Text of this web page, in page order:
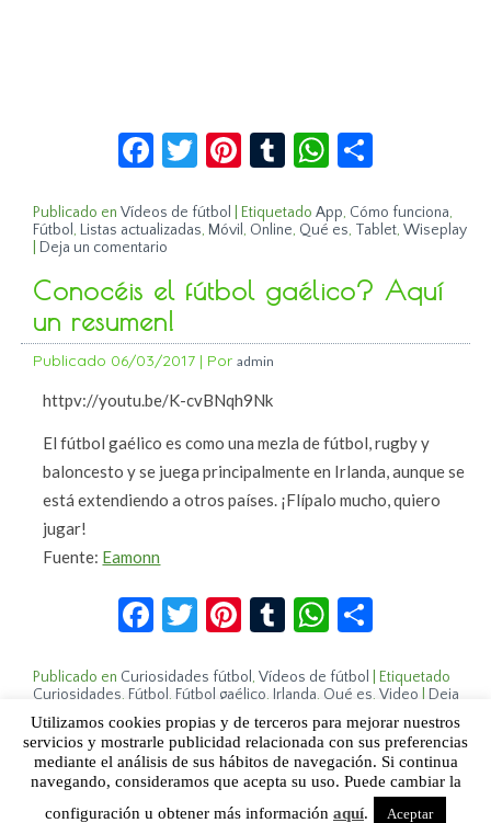
Facebook
Twitter
Pinterest
TumblrWhatsApp
Publicado en Vídeos de fútbol Etiquetado App, Cómo funciona,
Fútbol , Listas actualizadas, Móvil , Online, Qué es, Tablet,Wiseplay
Deja un comentario
Conocéis el fútbol gaélico? Aquí
un resumen!
Publicado 06/03/2017 | Por admin
httpv://youtu.be/K-cvBNqh9Nk
El fútbol gaélico es como una mezla de fútbol, rugby y
baloncesto y se juega principalmente en Irlanda, aunque se
está extendiendo a otros países. ¡Flípalo mucho, quiero
jugar!
Fuente: Eamonn
Facebook
Twitter
Pinterest
TumblrWhatsApp
Publicado en Curiosidades fútbol ,Vídeos de fútbol
Etiquetado
Curiosidades,Fútbol,Fútbol gaélico,Irlanda, Qué es,Video |Deja
Sobre Humor Fútbol Club | Aviso legal |Contacto
Utilizamos cookies propias y de terceros para mejorar nuestros
servicios y mostrarle publicidad relacionada con sus preferencias
mediante el análisis de sus hábitos de navegación. Si continua
navegando, consideramos que acepta su uso. Puede cambiar la
configuración u obtener más información aquí. Aceptar